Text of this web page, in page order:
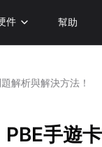
件 幫助
解析與解決方法！
PBE手遊